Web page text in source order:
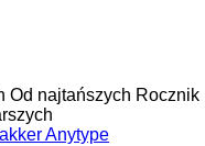
Od najtańszych Rocznik